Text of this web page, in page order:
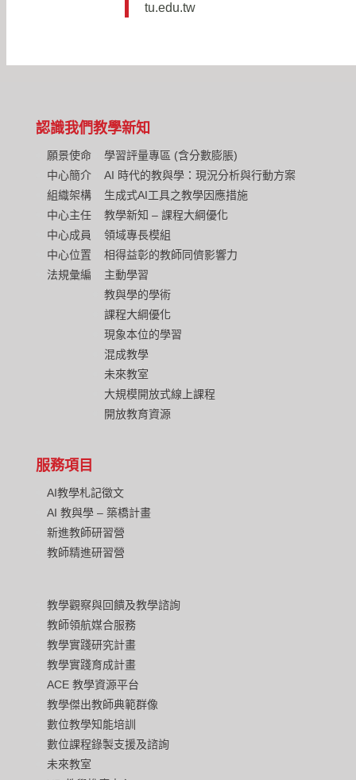
tu.edu.tw
認識我們
願景使命
中心簡介
組織架構
中心主任
中心成員
中心位置
法規彙編
教學新知
學習評量專區 (含分數膨脹)
AI 時代的教與學：現況分析與行動方案
生成式AI工具之教學因應措施
教學新知 – 課程大綱優化
領域專長模組
相得益彰的教師同儕影響力
主動學習
教與學的學術
課程大綱優化
現象本位的學習
混成教學
未來教室
大規模開放式線上課程
開放教育資源
服務項目
AI教學札記徵文
AI 教與學 – 築橋計畫
新進教師研習營
教師精進研習營
教學觀察與回饋及教學諮詢
教師領航媒合服務
教學實踐研究計畫
教學實踐育成計畫
ACE 教學資源平台
教學傑出教師典範群像
數位教學知能培訓
數位課程錄製支援及諮詢
未來教室